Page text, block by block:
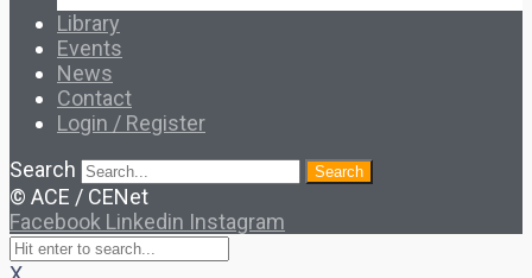
Library
Events
News
Contact
Login / Register
Search
Search
© ACE / CENet
Facebook Linkedin Instagram